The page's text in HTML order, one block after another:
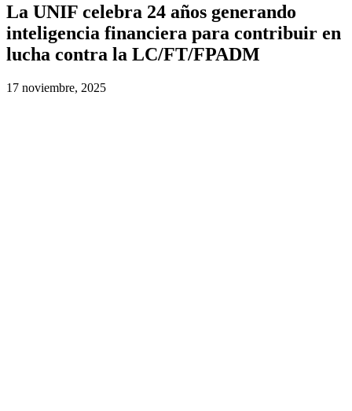
La UNIF celebra 24 años generando
inteligencia financiera para contribuir en
lucha contra la LC/FT/FPADM
17 noviembre, 2025